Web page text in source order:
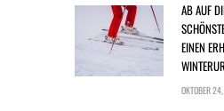
AB AUF
EINEN
OKTOBER